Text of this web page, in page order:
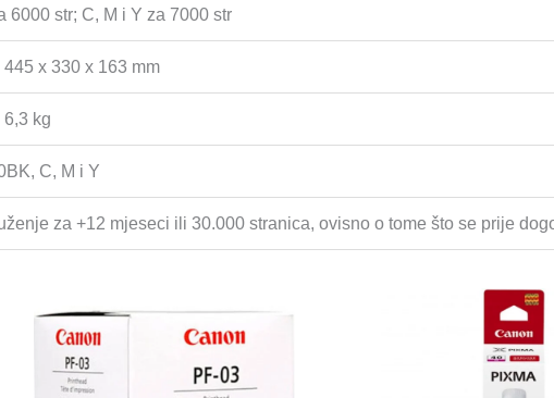
6000 str; C, M i Y za 7000 str
445 x 330 x 163 mm
6,3 kg
C, M i Y
za +12 mjeseci ili 30.000 stranica, ovisno o tome što se prije